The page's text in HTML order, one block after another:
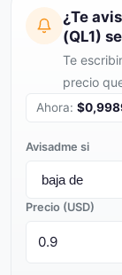
¿Te
(QL1)
Te
precio
Ahora:
Avisadme si
Precio (USD)